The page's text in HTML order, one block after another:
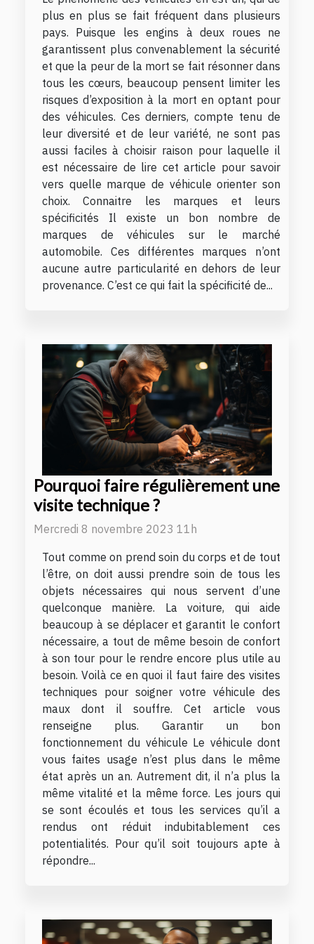
plus en plus se fait fréquent dans plusieurs
pays. Puisque les engins à deux roues ne
garantissent plus convenablement la sécurité
et que la peur de la mort se fait résonner dans
tous les cœurs, beaucoup pensent limiter les
risques d’exposition à la mort en optant pour
des véhicules. Ces derniers, compte tenu de
leur diversité et de leur variété, ne sont pas
aussi faciles à choisir raison pour laquelle il
est nécessaire de lire cet article pour savoir
vers quelle marque de véhicule orienter son
choix. Connaitre les marques et leurs
spécificités Il existe un bon nombre de
marques de véhicules sur le marché
automobile. Ces différentes marques n’ont
aucune autre particularité en dehors de leur
provenance. C’est ce qui fait la spécificité de...
Pourquoi faire régulièrement une
visite technique ?
Mercredi 8 novembre 2023 11h
Tout comme on prend soin du corps et de tout
l’être, on doit aussi prendre soin de tous les
objets nécessaires qui nous servent d’une
quelconque manière. La voiture, qui aide
beaucoup à se déplacer et garantit le confort
nécessaire, a tout de même besoin de confort
à son tour pour le rendre encore plus utile au
besoin. Voilà ce en quoi il faut faire des visites
techniques pour soigner votre véhicule des
maux dont il souffre. Cet article vous
renseigne plus. Garantir un bon
fonctionnement du véhicule Le véhicule dont
vous faites usage n’est plus dans le même
état après un an. Autrement dit, il n’a plus la
même vitalité et la même force. Les jours qui
se sont écoulés et tous les services qu’il a
rendus ont réduit indubitablement ces
potentialités. Pour qu’il soit toujours apte à
répondre...